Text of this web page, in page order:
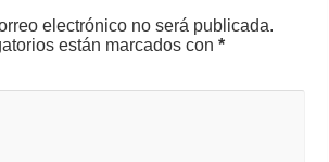
electrónico no será publicada.
están marcados con*